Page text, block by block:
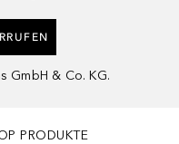
GmbH & Co. KG.
PRODUKTE